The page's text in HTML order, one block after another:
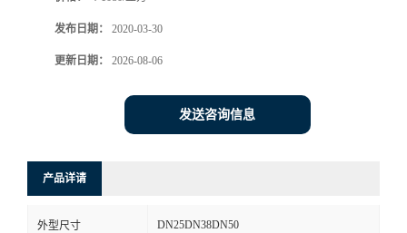
发布日期： 2020-03-30
更新日期： 2026-08-06
发送咨询信息
产品详请
外型尺寸 DN25DN38DN50